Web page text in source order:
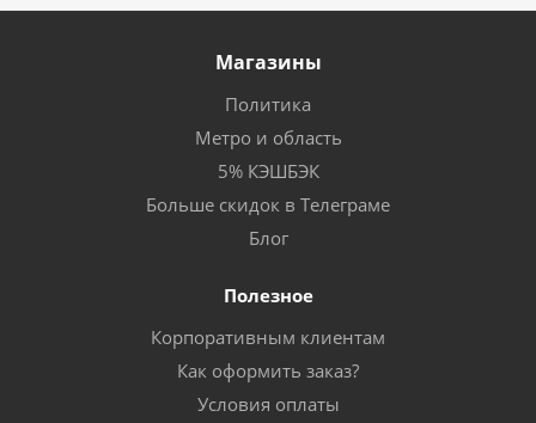
Магазины
Политика
Метро и область
5% КЭШБЭК
Больше скидок в Телеграме
Блог
Полезное
Корпоративным клиентам
Как оформить заказ?
Условия оплаты